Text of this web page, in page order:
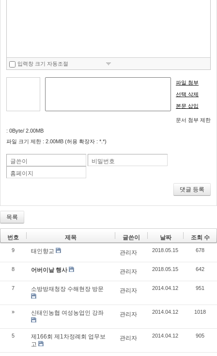
뛰
입력창 크기 자동조절
파일 첨부
선택 삭제
본문 삽입
문서 첨부 제한
: 0Byte/ 2.00MB
파일 크기 제한 : 2.00MB (허용 확장자 : *.*)
글쓴이
비밀번호
홈페이지
댓글 등록
목록
번호 제목 글쓴이 날짜 조회 수
9 태인향교 관리자 2018.05.15 678
8 어버이날 행사 관리자 2018.05.15 642
7 소방방재청장 수해현장 방문 관리자 2014.04.12 951
» 신태인농협 여성농업인 강좌 관리자 2014.04.12 1018
5
제166회 제1차정례회 업무보
고
관리자 2014.04.12 905